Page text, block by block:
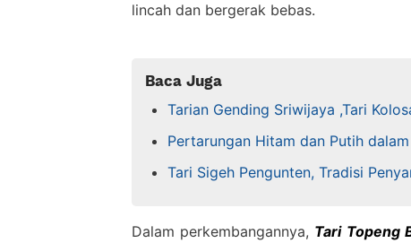
lincah dan bergerak bebas.
Baca Juga
Tarian Gending Sriwijaya ,Tari
Pertarungan Hitam dan Putih
Tari Sigeh Pengunten, Tradisi
Dalam perkembangannya, Tari Topeng